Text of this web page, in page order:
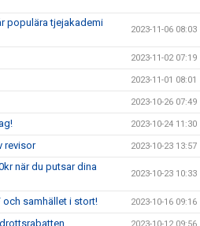
populära tjejakademi
2023-11-06 08:03
2023-11-02 07:19
2023-11-01 08:01
2023-10-26 07:49
2023-10-24 11:30
revisor 2023-10-23 13:57
när du putsar dina
2023-10-23 10:33
samhället i stort! 2023-10-16 09:16